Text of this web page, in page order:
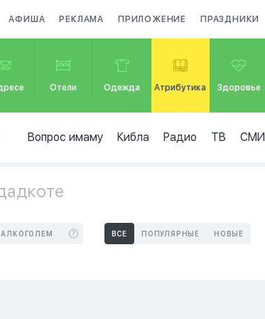
АФИША РЕКЛАМА ПРИЛОЖЕНИЕ ПРАЗДНИКИ
Отели Одежда Атрибутика Здоровье
Вопрос имаму Кибла Радио ТВ СМИ
АЛКОГОЛЕМ ВСЕ ПОПУЛЯРНЫЕ НОВЫЕ